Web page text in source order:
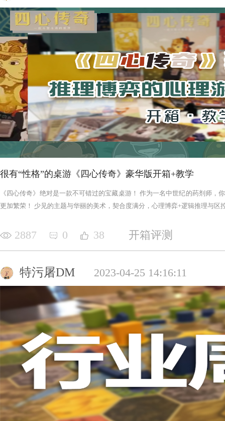
很有“性格”的桌游《四心传奇》豪华版开箱+教学
《四心传奇》绝对是一款不可错过的宝藏桌游！ 作为一名中世纪的药剂师，
更加繁荣！ 少见的主题与华丽的美术，契合度满分，心理博弈+逻辑推理与区
2887 0 38 开箱评测
特污屠DM 2023-04-25 14:16:11